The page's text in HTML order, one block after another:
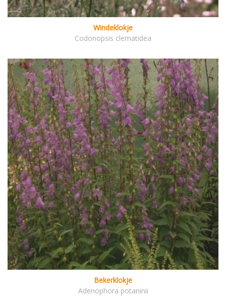
Windeklokje
Codonopsis clematidea
Bekerklokje
Adenophora potaninii